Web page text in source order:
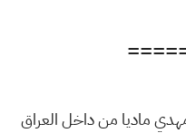
ماديا من داخل العراق